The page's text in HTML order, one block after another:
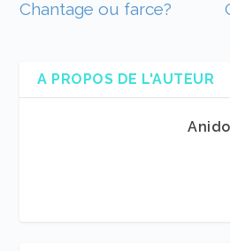
Chantage ou farce?
A PROPOS DE L'AUTEUR